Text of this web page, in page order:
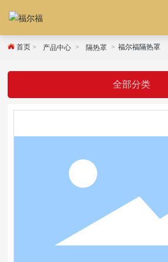
首页
产品中心
首页 产品中心 隔热罩 福尔福隔热罩
全部分类